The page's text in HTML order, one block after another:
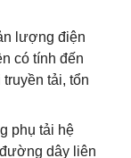
lượng điện
có tính đến
tải, tổn
phụ tải hệ
dây liên